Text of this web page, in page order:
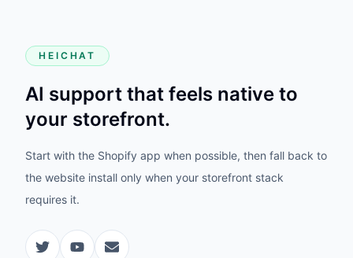
HEICHAT
AI support that feels native to
your storefront.
Start with the Shopify app when possible, then fall back to
the website install only when your storefront stack
requires it.